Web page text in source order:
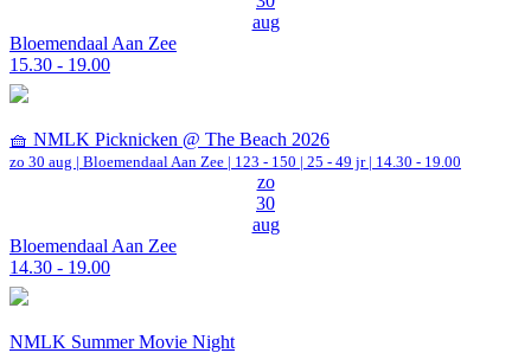
aug
Bloemendaal Aan Zee
15.30 - 19.00
🧺 NMLK Picknicken @ The Beach 2026
zo 30 aug | Bloemendaal Aan Zee | 123 - 150 | 25 - 49 jr | 14.30 - 19.00
zo
30
aug
Bloemendaal Aan Zee
14.30 - 19.00
NMLK Summer Movie Night